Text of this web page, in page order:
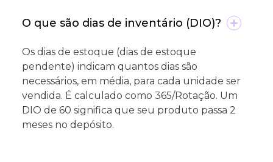
O que são dias de inventário (DIO)?
Os dias de estoque (dias de estoque
pendente) indicam quantos dias são
necessários, em média, para cada unidade ser
vendida. É calculado como 365/Rotação. Um
DIO de 60 significa que seu produto passa 2
meses no depósito.